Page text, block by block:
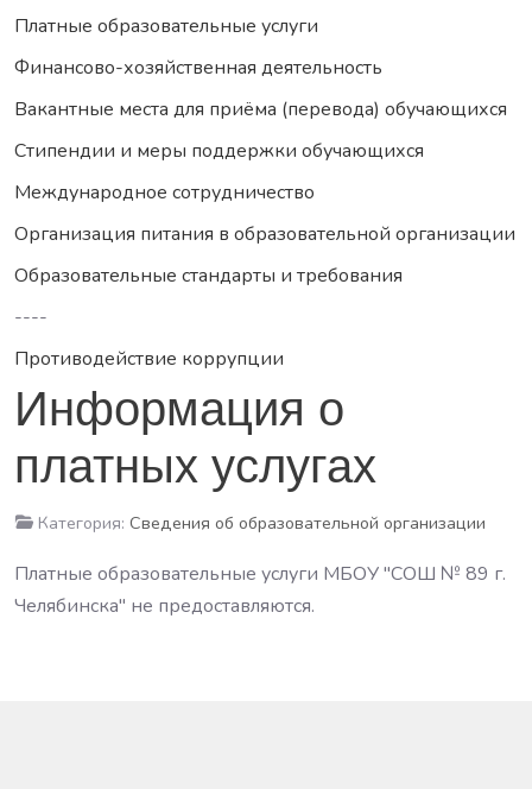
Платные образовательные услуги
Финансово-хозяйственная деятельность
Вакантные места для приёма (перевода) обучающихся
Стипендии и меры поддержки обучающихся
Международное сотрудничество
Организация питания в образовательной организации
Образовательные стандарты и требования
----
Противодействие коррупции
Информация о
платных услугах
Категория: Сведения об образовательной организации
Платные образовательные услуги МБОУ "СОШ № 89 г.
Челябинска" не предоставляются.